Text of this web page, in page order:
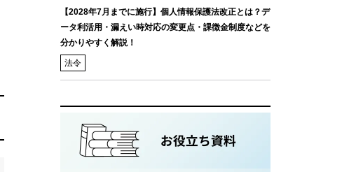
【2028年7月までに施行】個人情報保護法改正とは？デ
ータ利活用・漏えい時対応の変更点・課徴金制度などを
分かりやすく解説！
法令